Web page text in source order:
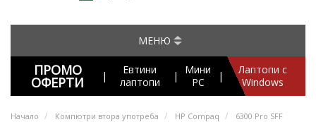
МЕНЮ
ПРОМО
ОФЕРТИ |
Евтини
лаптопи
|
Мини
PC
|
Лаптопи с
Windows
Начало Компютри втора употреба HP Compaq 6300 Pro SFF